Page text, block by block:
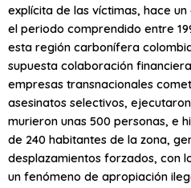
explícita de las víctimas, hace
el periodo comprendido entre
esta región carbonífera
supuesta colaboración
empresas transnacionales
asesinatos selectivos,
murieron unas 500 personas, e
de 240 habitantes de la zona,
desplazamientos forzados, con
un fenómeno de apropiación